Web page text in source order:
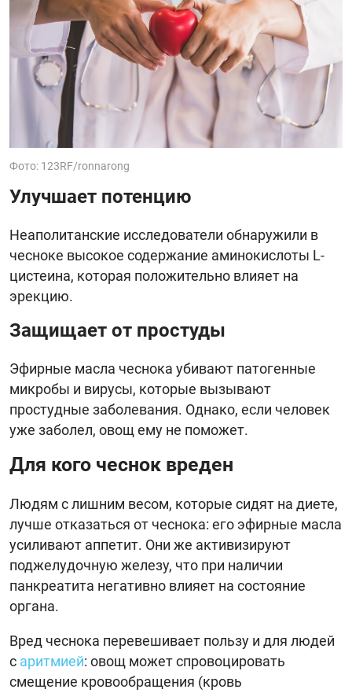
Фото: 123RF/ronnarong
Улучшает потенцию
Неаполитанские исследователи обнаружили в
чесноке высокое содержание аминокислоты L-
цистеина, которая положительно влияет на
эрекцию.
Защищает от простуды
Эфирные масла чеснока убивают патогенные
микробы и вирусы, которые вызывают
простудные заболевания. Однако, если человек
уже заболел, овощ ему не поможет.
Для кого чеснок вреден
Людям с лишним весом, которые сидят на диете,
лучше отказаться от чеснока: его эфирные масла
усиливают аппетит. Они же активизируют
поджелудочную железу, что при наличии
панкреатита негативно влияет на состояние
органа.
Вред чеснока перевешивает пользу и для людей
с аритмией: овощ может спровоцировать
смещение кровообращения (кровь